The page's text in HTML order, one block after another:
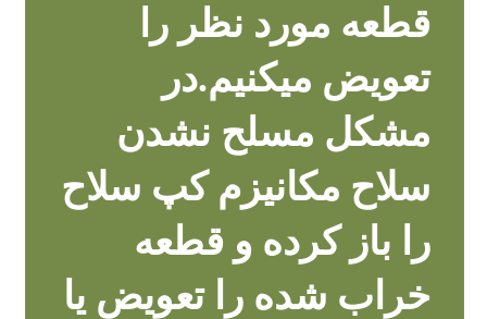
قطعه مورد نظر را
تعویض میکنیم.در
مشکل مسلح نشدن
سلاح مکانیزم کپ سلاح
را باز کرده و قطعه
خراب شده را تعویض یا